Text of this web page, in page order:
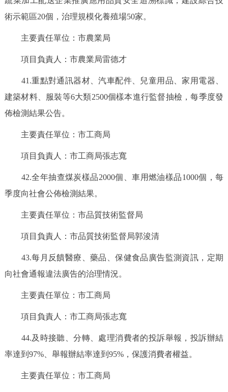
術示範區20個，治理規模化養殖場50家。
主要責任單位：市農業局
項目負責人：市農業局雷德才
41.重點對通訊器材、汽車配件、兒童用品、家用電器、
建築材料、服裝等6大類2500個樣本進行監督抽檢，每季度發
佈檢測結果公告。
主要責任單位：市工商局
項目負責人：市工商局張志寬
42.全年抽查煤炭樣品2000個、車用燃油樣品1000個，每
季度向社會公佈檢測結果。
主要責任單位：市品質技術監督局
項目負責人：市品質技術監督局郭浚清
43.每月反饋醫療、藥品、保健食品廣告監測資訊，定期
向社會通報違法廣告的治理情況。
主要責任單位：市工商局
項目負責人：市工商局張志寬
44.及時接聽、分轉、處理消費者的投訴舉報，投訴辦結
率達到97%、舉報辦結率達到95%，保護消費者權益。
主要責任單位：市工商局